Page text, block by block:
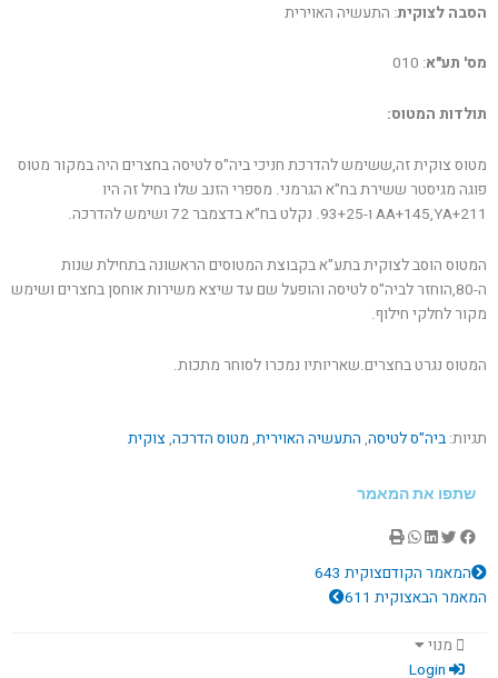
הסבה לצוקית: התעשיה האוירית
מס' תע"א: 010
תולדות המטוס:
מטוס צוקית זה,ששימש להדרכת חניכי ביה"ס לטיסה בחצרים היה במקור מטוס
פוגה מגיסטר ששירת בח"א הגרמני. מספרי הזנב שלו בחיל זה היו
AA+145,YA+211 ו-93+25. נקלט בח"א בדצמבר 72 ושימש להדרכה.
המטוס הוסב לצוקית בתע"א בקבוצת המטוסים הראשונה בתחילת שנות
ה-80,הוחזר לביה"ס לטיסה והופעל שם עד שיצא משירות אוחסן בחצרים ושימש
מקור לחלקי חילוף.
המטוס נגרט בחצרים.שאריותיו נמכרו לסוחר מתכות.
תגיות: ביה"ס לטיסה, התעשיה האוירית, מטוס הדרכה, צוקית
שתפו את המאמר
קודם
המאמר הקודםצוקית 643
המאמר הבאצוקית 611
הבא
מנוי